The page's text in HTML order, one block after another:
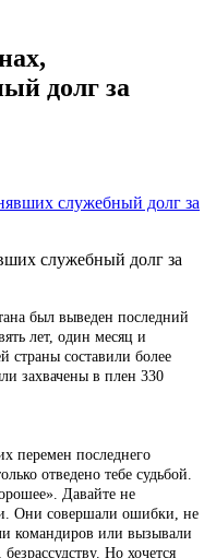
долг за
служебный долг за
был выведен последний
лет, один месяц и
страны составили более
захвачены в плен 330
перемен последнего
отведено тебе судьбой.
Давайте не
Они совершали ошибки, не
командиров или вызывали
Но хочется